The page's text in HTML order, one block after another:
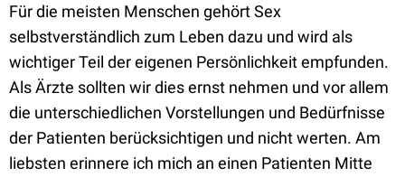
Für die meisten Menschen gehört Sex
selbstverständlich zum Leben dazu und wird als
wichtiger Teil der eigenen Persönlichkeit empfunden.
Als Ärzte sollten wir dies ernst nehmen und vor allem
die unterschiedlichen Vorstellungen und Bedürfnisse
der Patienten berücksichtigen und nicht werten. Am
liebsten erinnere ich mich an einen Patienten Mitte